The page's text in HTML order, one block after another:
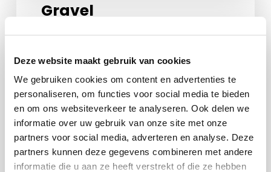
Deze website maakt gebruik van cookies
We gebruiken cookies om content en advertenties te
personaliseren, om functies voor social media te bieden
en om ons websiteverkeer te analyseren. Ook delen we
informatie over uw gebruik van onze site met onze
partners voor social media, adverteren en analyse. Deze
partners kunnen deze gegevens combineren met andere
informatie die u aan ze heeft verstrekt of die ze hebben
Gravel
Zondag Gravel 85 km
WP GPX Maps Error: GPX file not found!
/home/mh2d/public_html/wp-
content/uploads/gpx/Mh2d-2024-
Gravel-Zaterdag-85-km.gpx